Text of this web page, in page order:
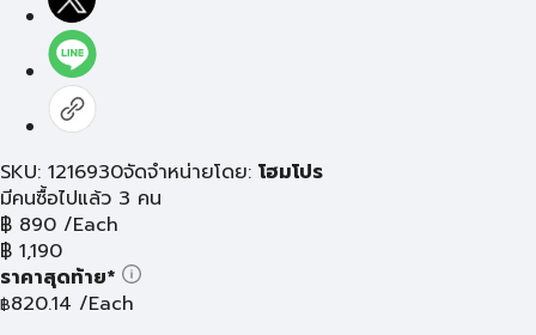
SKU: 1216930จัดจำหน่ายโดย: โฮมโปร
มีคนซื้อไปแล้ว 3 คน
฿ 890 /Each
฿ 1,190
ราคาสุดท้าย*
฿820.14 /Each